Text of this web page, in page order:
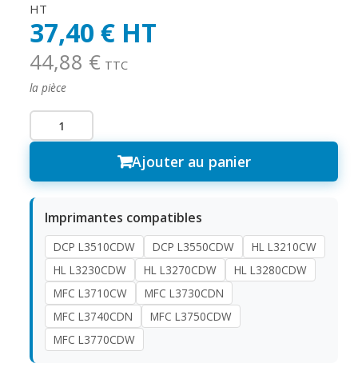
HT
37,40 € HT
44,88 € TTC
la pièce
Ajouter au panier
Imprimantes compatibles
DCP L3510CDW DCP L3550CDW
HL L3210CW
HL L3230CDW
HL L3270CDW
HL L3280CDW
MFC L3710CW
MFC L3730CDN
MFC L3740CDN
MFC L3750CDW
MFC L3770CDW